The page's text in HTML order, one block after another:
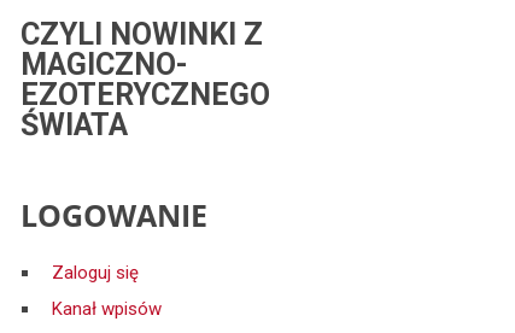
CZYLI NOWINKI Z
MAGICZNO-
EZOTERYCZNEGO
ŚWIATA
LOGOWANIE
Zaloguj się
Kanał wpisów